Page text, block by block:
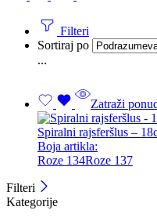
Filteri
Sortiraj po
...
Zatraži
Spiralni rajsferšlus –
Boja artikla:
Roze 134Roze 137
Filteri
Kategorije